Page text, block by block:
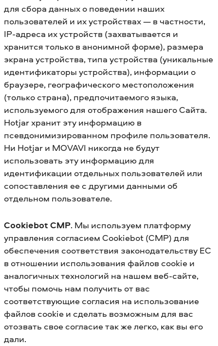
для сбора данных о поведении наших
пользователей и их устройствах — в частности,
IP-адреса их устройств (захватывается и
хранится только в анонимной форме), размера
экрана устройства, типа устройства (уникальные
идентификаторы устройства), информации о
браузере, географического местоположения
(только страна), предпочитаемого языка,
используемого для отображения нашего Сайта.
Hotjar хранит эту информацию в
псевдонимизированном профиле пользователя.
Ни Hotjar и MOVAVI никогда не будут
использовать эту информацию для
идентификации отдельных пользователей или
сопоставления ее с другими данными об
отдельном пользователе.
Cookiebot CMP. Мы используем платформу
управления согласием Cookiebot (CMP) для
обеспечения соответствия законодательству ЕС
в отношении использования файлов cookie и
аналогичных технологий на нашем веб-сайте,
чтобы помочь нам получить от вас
соответствующие согласия на использование
файлов cookie и сделать возможным для вас
отозвать свое согласие так же легко, как вы его
дали.